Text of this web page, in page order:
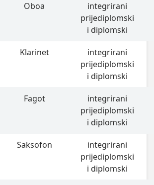
Oboa
integrirani
prijediplomski
i diplomski
Klarinet
integrirani
prijediplomski
i diplomski
Fagot
integrirani
prijediplomski
i diplomski
Saksofon
integrirani
prijediplomski
i diplomski